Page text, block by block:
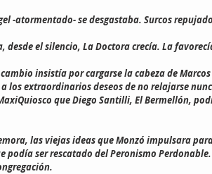
-atormentado- se desgastaba. Surcos
desde el silencio, La Doctora crecía. La
insistía por cargarse la cabeza de
a los extraordinarios deseos de no relajarse
que Diego Santilli, El Bermellón,
las viejas ideas que Monzó impulsara
podía ser rescatado del Peronismo